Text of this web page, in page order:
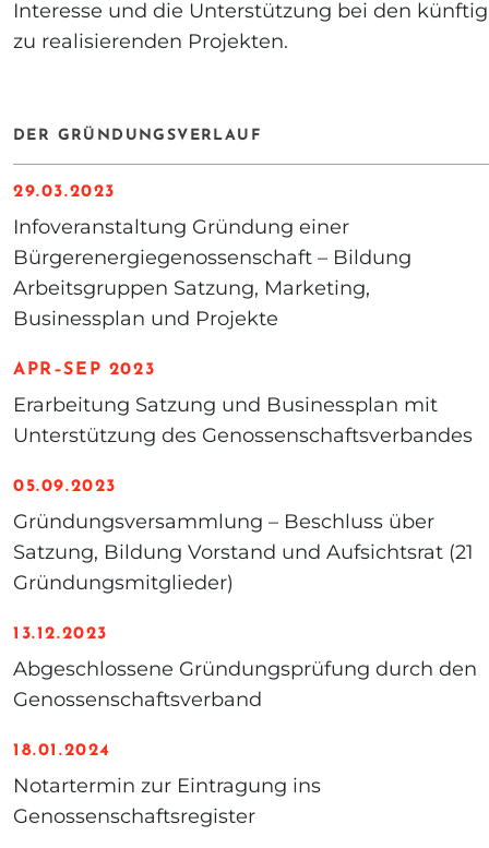
Interesse und die Unterstützung bei den künftig
zu realisierenden Projekten.
DER GRÜNDUNGSVERLAUF
29.03.2023
Infoveranstaltung Gründung einer
Bürgerenergiegenossenschaft – Bildung
Arbeitsgruppen Satzung, Marketing,
Businessplan und Projekte
APR–SEP 2023
Erarbeitung Satzung und Businessplan mit
Unterstützung des Genossenschaftsverbandes
05.09.2023
Gründungsversammlung – Beschluss über
Satzung, Bildung Vorstand und Aufsichtsrat (21
Gründungsmitglieder)
13.12.2023
Abgeschlossene Gründungsprüfung durch den
Genossenschaftsverband
18.01.2024
Notartermin zur Eintragung ins
Genossenschaftsregister